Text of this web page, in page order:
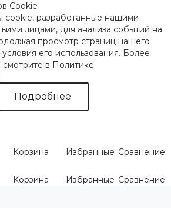
Cookie
cookie, разработанные нашими
лицами, для анализа событий на
просмотр страниц нашего
его использования. Более
в Политике
.
Подробнее
Корзина Избранные Сравнение
Корзина Избранные Сравнение